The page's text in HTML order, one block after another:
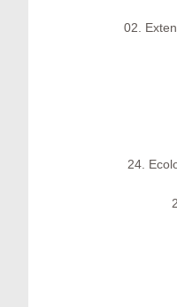
02.
24.